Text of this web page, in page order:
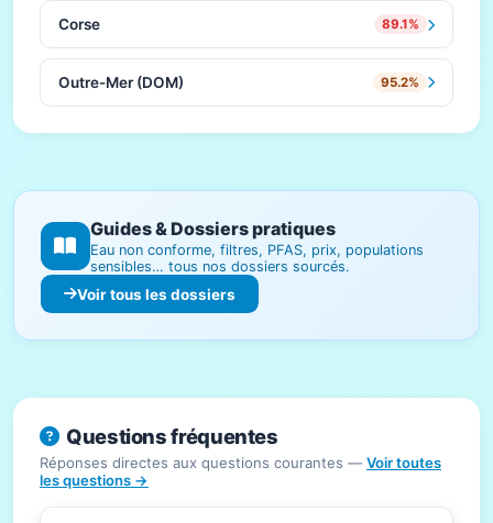
Corse 89.1%
Outre-Mer (DOM) 95.2%
Guides & Dossiers pratiques
Eau non conforme, filtres, PFAS, prix, populations
sensibles… tous nos dossiers sourcés.
Voir tous les dossiers
Questions fréquentes
Réponses directes aux questions courantes — Voir toutes
les questions →